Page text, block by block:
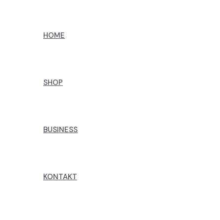
HOME
SHOP
BUSINESS
KONTAKT